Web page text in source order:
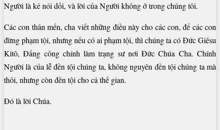
Người là kẻ nói dối, và lời của Người không ở trong chúng tôi.
Các con thân mến, cha viết những điều này cho các con, để các con
đừng phạm tội, nhưng nếu có ai phạm tội, thì chúng ta có Đức Giêsu
Kitô, Đấng công chính làm trạng sư nơi Đức Chúa Cha. Chính
Người là của lễ đền tội chúng ta, không nguyên đền tội chúng ta mà
thôi, nhưng còn đền tội cho cả thế gian.
Đó là lời Chúa.